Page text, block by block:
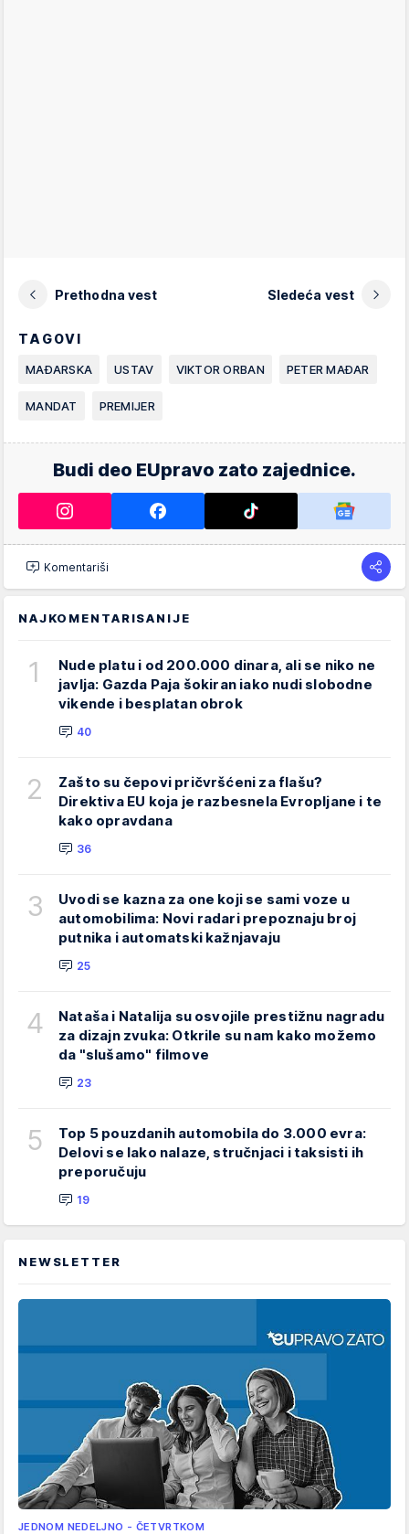
Prethodna vest Sledeća vest
TAGOVI
MAĐARSKA USTAV VIKTOR ORBAN PETER MAĐAR
MANDAT PREMIJER
Budi deo EUpravo zato zajednice.
Komentariši
NAJKOMENTARISANIJE
1
Nude platu i od 200.000 dinara, ali se niko ne
javlja: Gazda Paja šokiran iako nudi slobodne
vikende i besplatan obrok
40
2
Zašto su čepovi pričvršćeni za flašu?
Direktiva EU koja je razbesnela Evropljane i te
kako opravdana
36
3
Uvodi se kazna za one koji se sami voze u
automobilima: Novi radari prepoznaju broj
putnika i automatski kažnjavaju
25
4
Nataša i Natalija su osvojile prestižnu nagradu
za dizajn zvuka: Otkrile su nam kako možemo
da "slušamo" filmove
23
5
Top 5 pouzdanih automobila do 3.000 evra:
Delovi se lako nalaze, stručnjaci i taksisti ih
preporučuju
19
NEWSLETTER
JEDNOM NEDELJNO - ČETVRTKOM